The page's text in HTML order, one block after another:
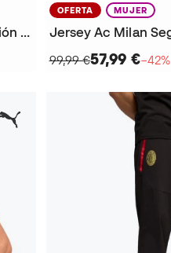
Jersey Ac Milan Segunda Equipación 2025-2026
OFERTA MUJER
99,99 €57,99 €−42%